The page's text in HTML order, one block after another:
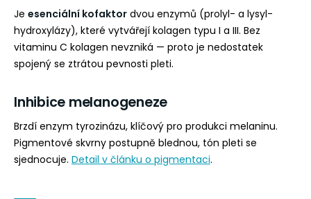
Je esenciální kofaktor dvou enzymů (prolyl- a lysyl-
hydroxylázy), které vytvářejí kolagen typu I a III. Bez
vitaminu C kolagen nevzniká — proto je nedostatek
spojený se ztrátou pevnosti pleti.
Inhibice melanogeneze
Brzdí enzym tyrozinázu, klíčový pro produkci melaninu.
Pigmentové skvrny postupně blednou, tón pleti se
sjednocuje. Detail v článku o pigmentaci.